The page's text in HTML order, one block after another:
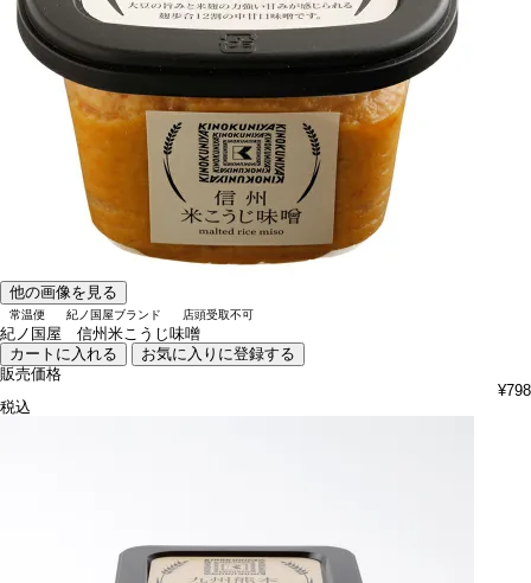
他の画像を見る
常温便 紀ノ国屋ブランド 店頭受取不可
紀ノ国屋 信州米こうじ味噌
カートに入れる
お気に入りに登録する
販売価格
¥798
税込